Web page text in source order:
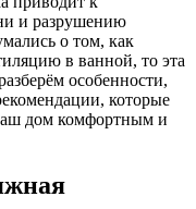
и разрушению
о том, как
в ванной, то эта
особенности,
которые
дом комфортным и